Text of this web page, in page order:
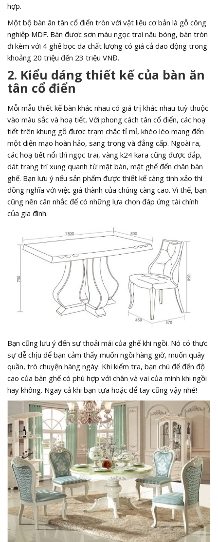
hợp.
Một bộ bàn ăn tân cổ điển tròn với vật liệu cơ bản là gỗ công
nghiệp MDF. Bàn được sơn màu ngọc trai nâu bóng, bàn tròn
đi kèm với 4 ghế bọc da chất lượng có giá cả dao động trong
khoảng 20 triệu đến 23 triệu VNĐ.
2. Kiểu dáng thiết kế của bàn ăn
tân cổ điển
Mỗi mẫu thiết kế bàn khác nhau có giá trị khác nhau tuỳ thuộc
vào màu sắc và hoạ tiết. Với phong cách tân cổ điển, các hoạ
tiết trên khung gỗ được trạm chắc tỉ mỉ, khéo léo mang đến
một diện mạo hoàn hảo, sang trọng và đẳng cấp. Ngoài ra,
các hoạ tiết nổi thì ngọc trai, vàng k24 kara cũng được đắp,
dát trang trí xung quanh từ mặt bàn, mặt ghế đến chân bàn
ghế. Bạn lưu ý nếu sản phẩm được thiết kế càng tinh xảo thì
đồng nghĩa với việc giá thành của chúng càng cao. Vì thế, bạn
cũng nên cân nhắc để có những lựa chọn đáp ứng tài chính
của gia đình.
Bạn cũng lưu ý đến sự thoải mái của ghế khi ngồi. Nó có thực
sự dễ chịu để bạn cảm thấy muốn ngồi hàng giờ, muốn quây
quần, trò chuyện hàng ngày. Khi kiểm tra, bạn chú đế đến độ
cao của bàn ghế có phù hợp với chân và vai của mình khi ngồi
hay không. Ngay cả khi bạn tựa hoặc để tay cũng vậy nhé!